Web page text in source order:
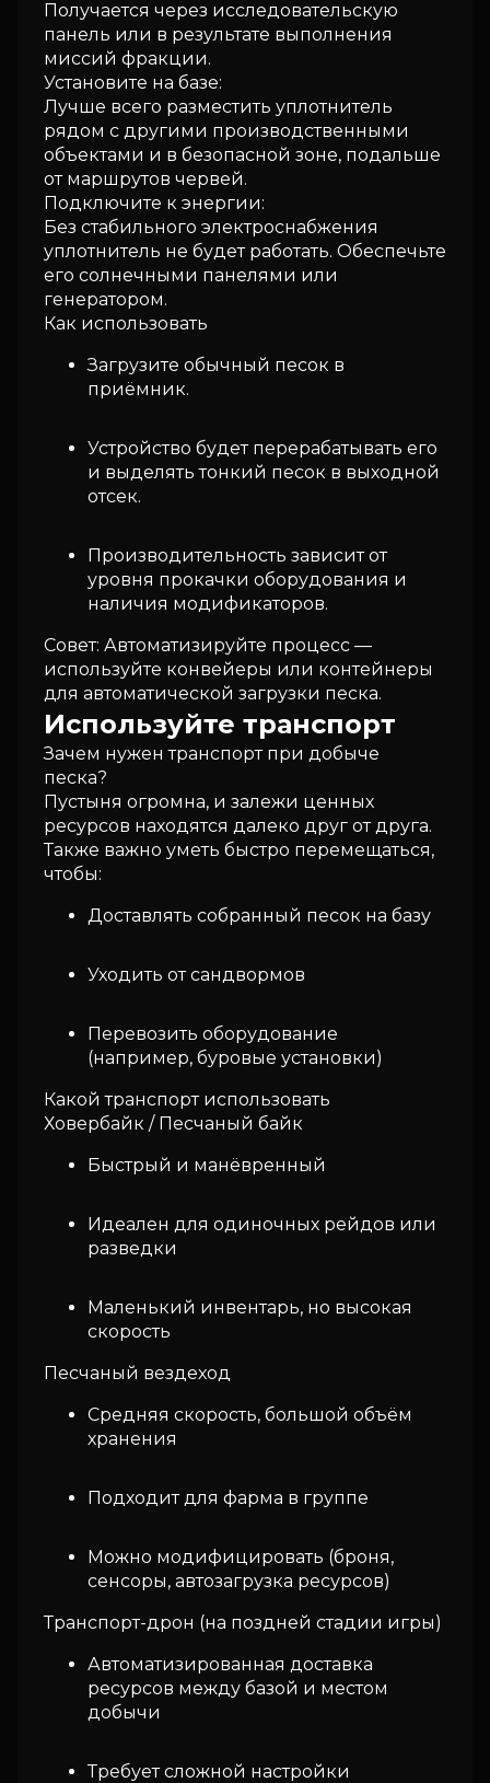
Получается через исследовательскую
панель или в результате выполнения
миссий фракции.
Установите на базе:
Лучше всего разместить уплотнитель
рядом с другими производственными
объектами и в безопасной зоне, подальше
от маршрутов червей.
Подключите к энергии:
Без стабильного электроснабжения
уплотнитель не будет работать. Обеспечьте
его солнечными панелями или
генератором.
Как использовать
Загрузите обычный песок в
приёмник.
Устройство будет перерабатывать его
и выделять тонкий песок в выходной
отсек.
Производительность зависит от
уровня прокачки оборудования и
наличия модификаторов.
Совет: Автоматизируйте процесс —
используйте конвейеры или контейнеры
для автоматической загрузки песка.
Используйте транспорт
Зачем нужен транспорт при добыче
песка?
Пустыня огромна, и залежи ценных
ресурсов находятся далеко друг от друга.
Также важно уметь быстро перемещаться,
чтобы:
Доставлять собранный песок на базу
Уходить от сандвормов
Перевозить оборудование
(например, буровые установки)
Какой транспорт использовать
Ховербайк / Песчаный байк
Быстрый и манёвренный
Идеален для одиночных рейдов или
разведки
Маленький инвентарь, но высокая
скорость
Песчаный вездеход
Средняя скорость, большой объём
хранения
Подходит для фарма в группе
Можно модифицировать (броня,
сенсоры, автозагрузка ресурсов)
Транспорт-дрон (на поздней стадии игры)
Автоматизированная доставка
ресурсов между базой и местом
добычи
Требует сложной настройки